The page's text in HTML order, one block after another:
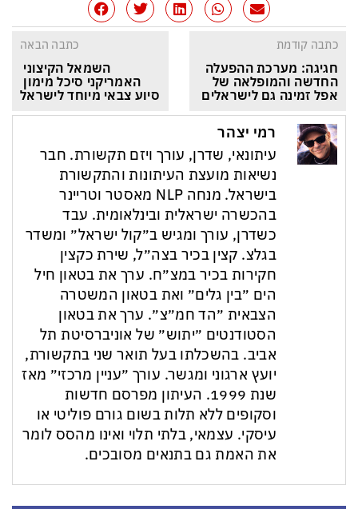
כתבה קודמת
חגיגה: מערכת ההפעלה
החדשה והמופלאה של
אפל זמינה גם לישראלים
כתבה הבאה
השמאל הקיצוני
האמריקני סיכל מימון
סיוע צבאי מיוחד לישראל
רמי יצהר
עיתונאי, שדרן, עורך ויזם תקשורת. חבר
נשיאות מועצת העיתונות והתקשורת
בישראל. מנחה NLP מאסטר וטריינר
בהכשרה ישראלית ובינלאומית. עבד
כשדרן, עורך ומגיש ב״קול ישראל״ ומשדר
בגלצ. קצין בכיר בצה״ל, שירת כקצין
חקירות בכיר במצ״ח. ערך את בטאון חיל
הים ״בין גלים״ ואת בטאון המשטרה
הצבאית ״הד חמ״צ״. ערך את בטאון
הסטודנטים ״יתוש״ של אוניברסיטת תל
אביב. בהשכלתו בעל תואר שני בתקשורת,
יועץ ארגוני ומגשר. עורך ״עניין מרכזי״ מאז
שנת 1999. העיתון מפרסם חדשות
וסקופים ללא תלות בשום גורם פוליטי או
עיסקי. עצמאי, בלתי תלוי ואינו מהסס לומר
את האמת גם בתנאים מסובכים.